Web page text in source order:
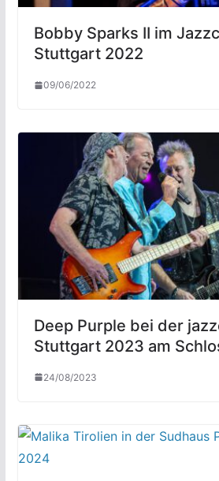
Bobby Sparks II im
Stuttgart 2022
09/06/2022
Deep Purple bei der
Stuttgart 2023 am
24/08/2023